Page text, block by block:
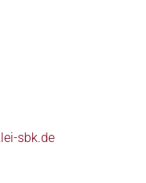
sbk.de